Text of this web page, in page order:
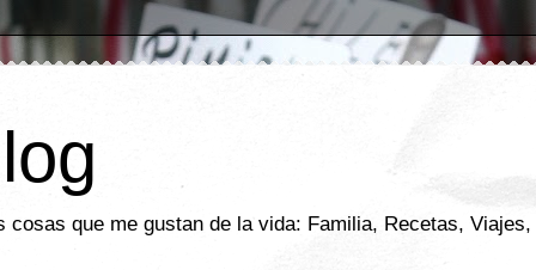
cosas que me gustan de la vida: Familia, Recetas,